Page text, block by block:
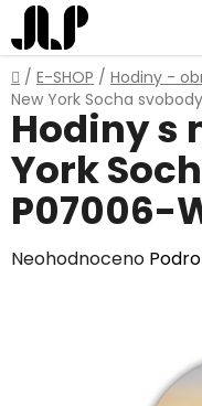
Přejít
na
obsah
Domů
/ E-SHOP / Hodiny -
New York Socha
Hodiny s
York
P07006-
Průměrné
Neohodnoceno